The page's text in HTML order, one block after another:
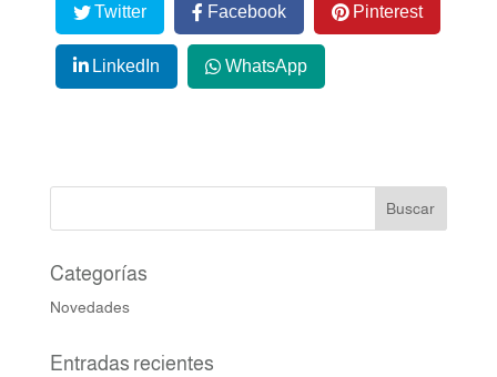
Twitter Facebook Pinterest
LinkedIn WhatsApp
Categorías
Novedades
Entradas recientes